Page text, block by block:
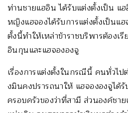
ท่านชายแฮอิน ได้รับแต่งตั้งเป็น แ
หญิงแฮจองได้รับการแต่งตั้งเป็นแ
ตั้งนี้ทำให้เหล่าข้าราชบริพารต้องเ
อินกุนและแฮจององจู
เรื่องการแต่งตั้งในกรณีนี้ คนทั่วไป
งมินคงปรารถนาให้ แฮจององจูได้รั
ครอบครัวของว่าที่สามี ส่วนองค์ชา